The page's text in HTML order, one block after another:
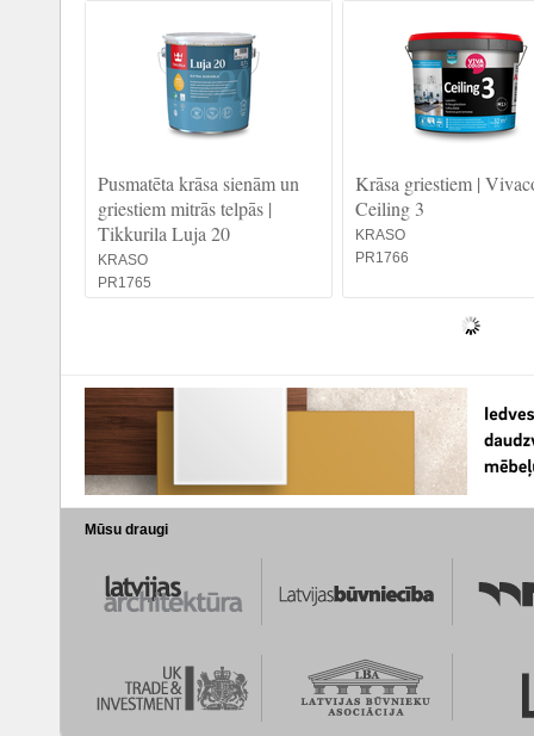
Pusmatēta krāsa sienām un
griestiem mitrās telpās |
Tikkurila Luja 20
KRASO
PR1765
Krāsa griestiem |
Ceiling 3
KRASO
PR1766
Mūsu draugi